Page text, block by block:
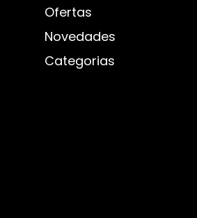
Ofertas
Novedades
Categorias